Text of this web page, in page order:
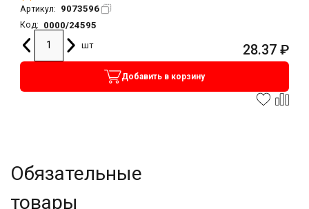
Артикул: 9073596
Код:
0000/24595
шт
28.37 ₽
Добавить в корзину
Обязательные
товары